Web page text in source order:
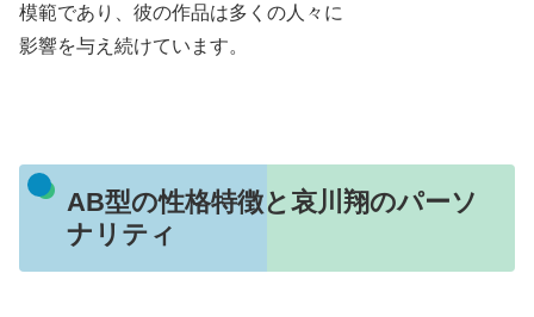
模範であり、彼の作品は多くの人々に
影響を与え続けています。
AB型の性格特徴と哀川翔のパーソ
ナリティ